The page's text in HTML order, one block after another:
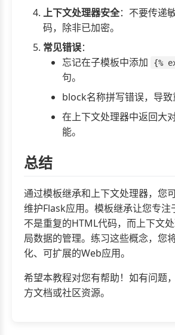
上下文处理器安全：不要传递
码，除非已加密。
常见错误：
忘记在子模板中添加
{%
句。
block名称拼写错误，导致
在上下文处理器中返回大
能。
总结
通过模板继承和上下文处理器，您
维护Flask应用。模板继承让您专注
不是重复的HTML代码，而上下文
局数据的管理。练习这些概念，您
化、可扩展的Web应用。
希望本教程对您有帮助！如有问题
方文档或社区资源。